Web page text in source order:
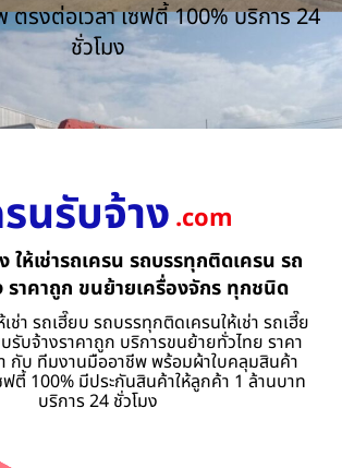
ตรงต่อเวลา เซฟตี้ 100% บริการ 24
ชั่วโมง
นรับจ้าง .com
ให้เช่ารถเครน รถบรรทุกติดเครน รถ
ราคาถูก ขนย้ายเครื่องจักร ทุกชนิด
ช่า รถเฮี๊ยบ รถบรรทุกติดเครนให้เช่า รถเฮี๊ย
รับจ้างราคาถูก บริการขนย้ายทั่วไทย ราคา
กับ ทีมงานมืออาชีพ พร้อมผ้าใบคลุมสินค้า
ฟตี้ 100% มีประกันสินค้าให้ลูกค้า 1 ล้านบาท
บริการ 24 ชั่วโมง